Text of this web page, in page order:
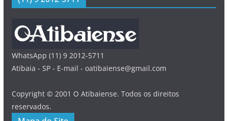
WhatsApp (11) 9 2012-5711
Atibaia - SP - E-mail - oatibaiense@gmail.com
Copyright © 2001 O Atibaiense. Todos os direitos
reservados.